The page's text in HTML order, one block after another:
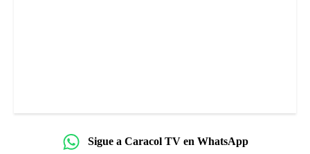
Sigue a Caracol TV en WhatsApp